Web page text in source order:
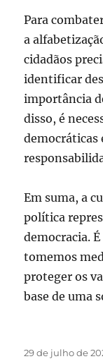
Para
a
cidadãos
identificar
importância
disso, é
democráticas
Em suma, a
política
democracia.
tomemos
proteger os
base de uma
Publicado
29 de julho de